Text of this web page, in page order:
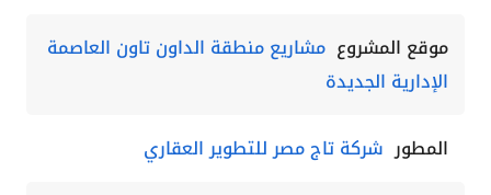
موقع المشروع مشاريع منطقة الداون تاون العاصمة
الإدارية الجديدة
المطور شركة تاج مصر للتطوير العقاري